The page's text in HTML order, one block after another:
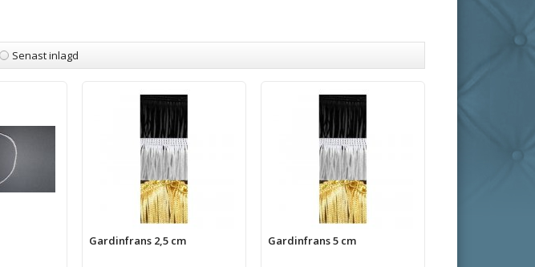
Senast inlagd
Gardinfrans 2,5 cm Gardinfrans 5 cm